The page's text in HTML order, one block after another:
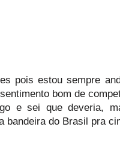
pois estou sempre
bom de
e sei que deveria,
do Brasil pra